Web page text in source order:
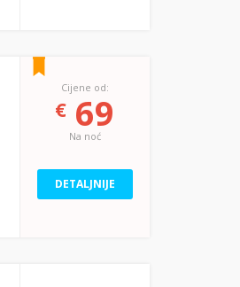
Cijene od:
€ 69
Na noć
DETALJNIJE